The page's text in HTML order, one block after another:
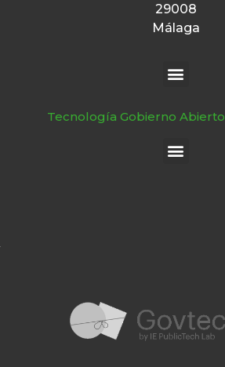
29008
Málaga
Tecnología Gobierno Abierto